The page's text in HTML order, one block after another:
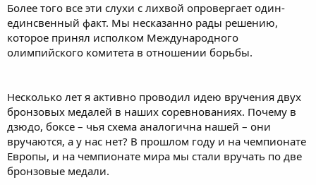
Более того все эти слухи с лихвой опровергает один-
единсвенный факт. Мы несказанно рады решению,
которое принял исполком Международного
олимпийского комитета в отношении борьбы.
Несколько лет я активно проводил идею вручения двух
бронзовых медалей в наших соревнованиях. Почему в
дзюдо, боксе – чья схема аналогична нашей – они
вручаются, а у нас нет? В прошлом году и на чемпионате
Европы, и на чемпионате мира мы стали вручать по две
бронзовые медали.